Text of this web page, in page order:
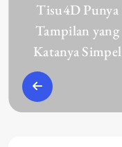
Tisu4D Punya
Tampilan yang
Katanya Simpel